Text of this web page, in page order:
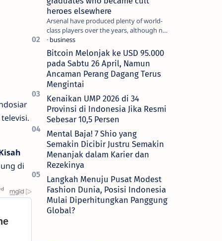
di
heroes elsewhere
Arsenal have produced plenty of world-
class players over the years, although not
all of them make the grade at the
Emirates. For every Tony Ada…
Bitcoin Melonjak ke USD 95.000
pada Sabtu 26 April, Namun
Ancaman Perang Dagang Terus
Mengintai
Kenaikan UMP 2026 di 34
Provinsi di Indonesia Jika Resmi
Sebesar 10,5 Persen
Mental Baja! 7 Shio yang
Semakin Dicibir Justru Semakin
Menanjak dalam Karier dan
Rezekinya
Langkah Menuju Pusat Modest
Fashion Dunia, Posisi Indonesia
Mulai Diperhitungkan Panggung
Global?